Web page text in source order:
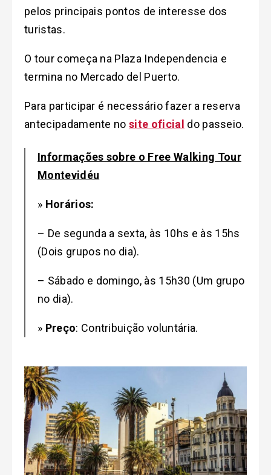
pelos principais pontos de interesse dos
turistas.
O tour começa na Plaza Independencia e
termina no Mercado del Puerto.
Para participar é necessário fazer a reserva
antecipadamente nosite oficial do passeio.
Informações sobre o Free Walking Tour
Montevidéu
» Horários:
– De segunda a sexta, às 10hs e às 15hs
(Dois grupos no dia).
– Sábado e domingo, às 15h30 (Um grupo
no dia).
» Preço: Contribuição voluntária.